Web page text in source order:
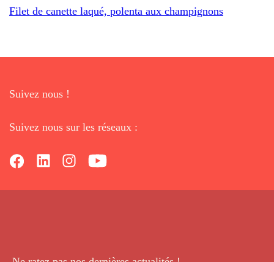
Filet de canette laqué, polenta aux champignons
Suivez nous !
Suivez nous sur les réseaux :